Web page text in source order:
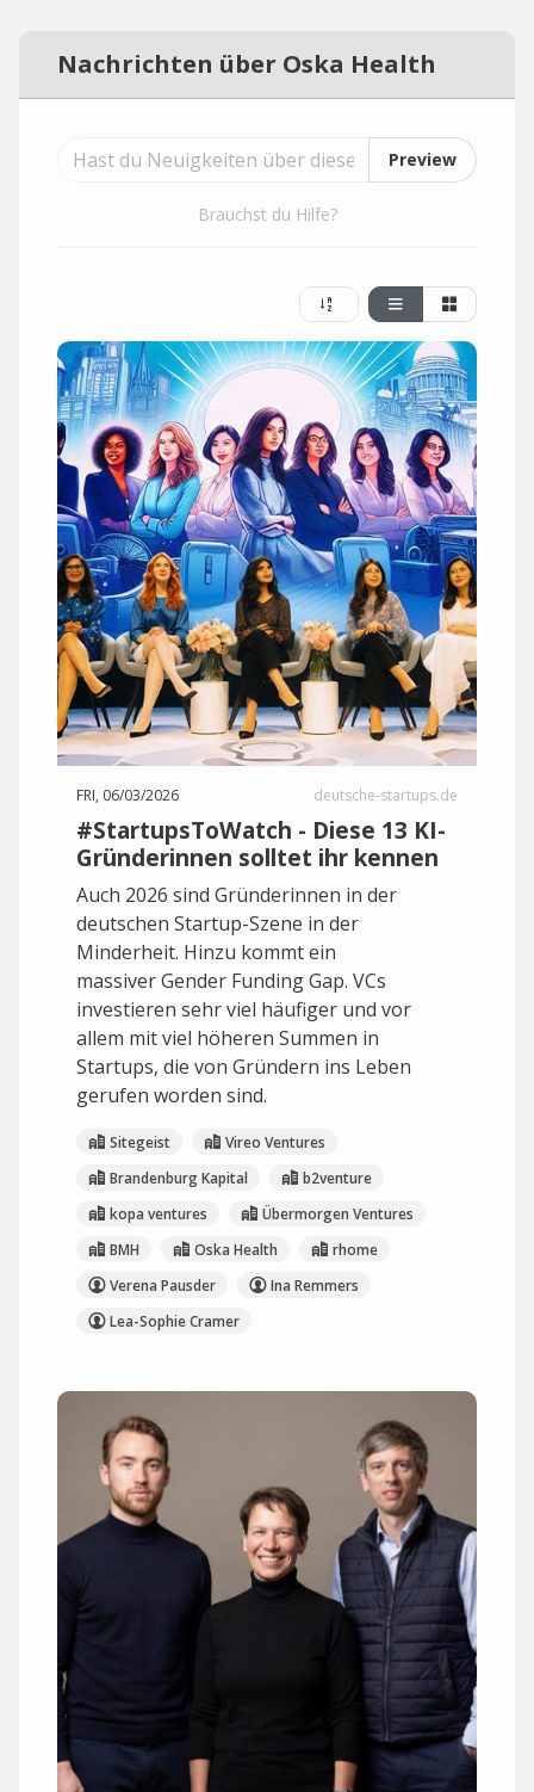
Nachrichten über Oska Health
Preview
Brauchst du Hilfe?
FRI, 06/03/2026 deutsche-startups.de
#StartupsToWatch - Diese 13 KI-
Gründerinnen solltet ihr kennen
Auch 2026 sind Gründerinnen in der
deutschen Startup-Szene in der
Minderheit. Hinzu kommt ein
massiver Gender Funding Gap. VCs
investieren sehr viel häufiger und vor
allem mit viel höheren Summen in
Startups, die von Gründern ins Leben
gerufen worden sind.
Sitegeist
Vireo Ventures
Brandenburg Kapital
b2venture
kopa ventures
Übermorgen Ventures
BMH
Oska Health
rhome
Verena Pausder
Ina Remmers
Lea-Sophie Cramer